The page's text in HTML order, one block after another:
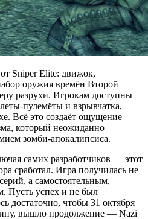
Sniper Elite: движок,
оружия времён Второй
разрухи. Игрокам доступны
и взрывчатка,
Всё это создаёт ощущение
который неожиданно
зомби‑апокалипсиса.
самих разработчиков — этот
сработал. Игра получилась не
а самостоятельным,
Пусть успех и не был
достаточно, чтобы 31 октября
вышло продолжение — Nazi